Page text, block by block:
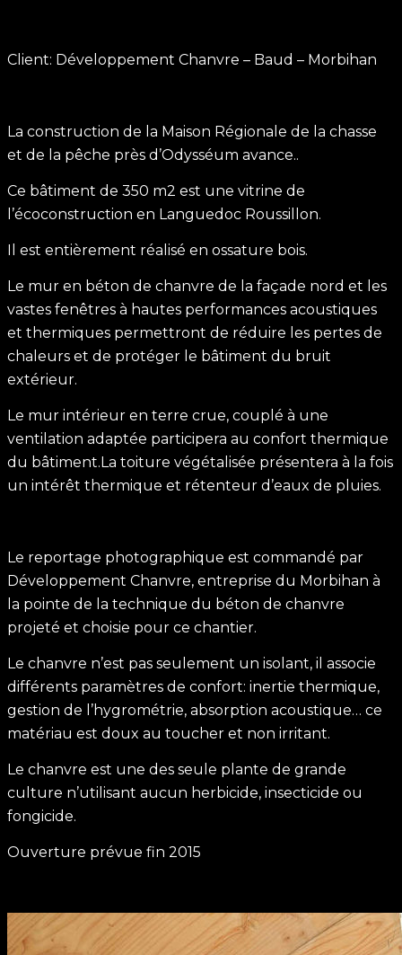
Client: Développement Chanvre – Baud – Morbihan
La construction de la Maison Régionale de la chasse
et de la pêche près d’Odysséum avance..
Ce bâtiment de 350 m2 est une vitrine de
l’écoconstruction en Languedoc Roussillon.
Il est entièrement réalisé en ossature bois.
Le mur en béton de chanvre de la façade nord et les
vastes fenêtres à hautes performances acoustiques
et thermiques permettront de réduire les pertes de
chaleurs et de protéger le bâtiment du bruit
extérieur.
Le mur intérieur en terre crue, couplé à une
ventilation adaptée participera au confort thermique
du bâtiment.La toiture végétalisée présentera à la fois
un intérêt thermique et rétenteur d’eaux de pluies.
Le reportage photographique est commandé par
Développement Chanvre, entreprise du Morbihan à
la pointe de la technique du béton de chanvre
projeté et choisie pour ce chantier.
Le chanvre n’est pas seulement un isolant, il associe
différents paramètres de confort: inertie thermique,
gestion de l’hygrométrie, absorption acoustique… ce
matériau est doux au toucher et non irritant.
Le chanvre est une des seule plante de grande
culture n’utilisant aucun herbicide, insecticide ou
fongicide.
Ouverture prévue fin 2015